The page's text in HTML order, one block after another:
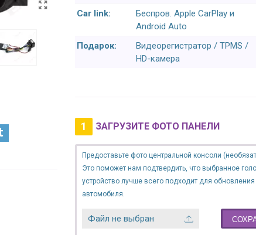
Car link:
Беспров. Apple CarPlay и
Android Auto
Подарок:
Видеорегистратор / TPMS /
HD-камера
1 ЗАГРУЗИТЕ ФОТО ПАНЕЛИ
Предоставьте фото центральной консоли
Это поможет нам подтвердить, что выбранное
устройство лучше всего подходит для
автомобиля.
Файл не выбран